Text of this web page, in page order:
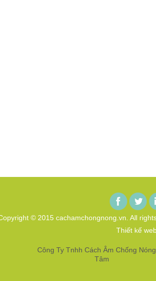
© 2015 cachamchongnong.vn. All
Thiết kế
Công Ty Tnhh Cách Âm Chống
Tâm